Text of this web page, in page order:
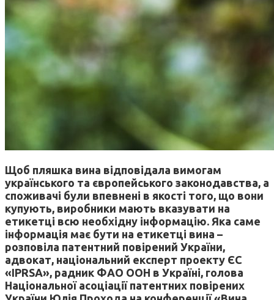
Щоб пляшка вина відповідала вимогам
українського та європейського законодавства, а
споживачі були впевнені в якості того, що вони
купують, виробники мають вказувати на
етикетці всю необхідну інформацію. Яка саме
інформація має бути на етикетці вина –
розповіла патентний повірений України,
адвокат, національний експерт проекту ЄС
«IPRSA», радник ФАО ООН в Україні, голова
Національної асоціації патентних повірених